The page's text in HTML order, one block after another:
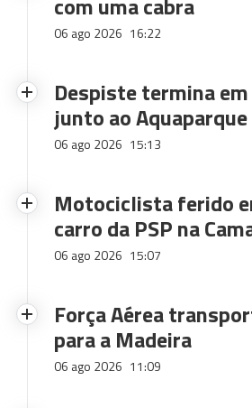
06 ago 2026 16:22
Despiste termina
junto ao Aquaparque
06 ago 2026 15:13
Motociclista ferido
carro da PSP na
06 ago 2026 15:07
Força Aérea
para a Madeira
06 ago 2026 11:09